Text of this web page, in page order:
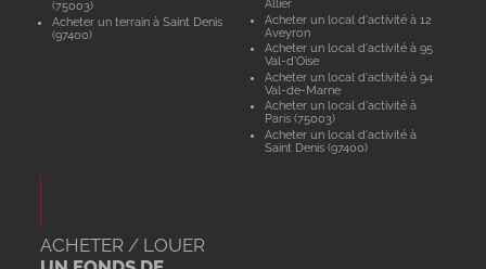
(75003)
Acheter un terrain à Saint Denis
(97400)
Allier
Acheter un local d'activité à 12
Aveyron
Acheter un local d'activité à 95
Val-d'Oise
Acheter un local d'activité à 94
Val-de-Marne
Acheter un local d'activité à
Paris (75003)
Acheter un local d'activité à
Saint Denis (97400)
ACHETER / LOUER